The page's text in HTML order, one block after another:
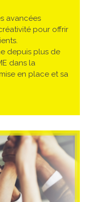
avancées
pour offrir
depuis plus de
dans la
en place et sa